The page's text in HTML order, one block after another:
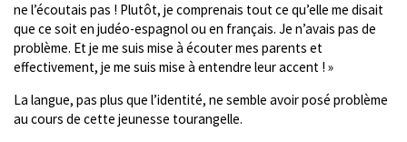
ne l’écoutais pas ! Plutôt, je comprenais tout ce qu’elle me disait
que ce soit en judéo-espagnol ou en français. Je n’avais pas de
problème. Et je me suis mise à écouter mes parents et
effectivement, je me suis mise à entendre leur accent ! »
La langue, pas plus que l’identité, ne semble avoir posé problème
au cours de cette jeunesse tourangelle.